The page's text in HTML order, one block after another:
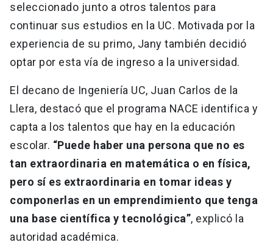
seleccionado junto a otros talentos para
continuar sus estudios en la UC. Motivada por la
experiencia de su primo, Jany también decidió
optar por esta vía de ingreso a la universidad.
El decano de Ingeniería UC, Juan Carlos de la
Llera, destacó que el programa NACE identifica y
capta a los talentos que hay en la educación
escolar. “Puede haber una persona que no es
tan extraordinaria en matemática o en física,
pero sí es extraordinaria en tomar ideas y
componerlas en un emprendimiento que tenga
una base científica y tecnológica”, explicó la
autoridad académica.